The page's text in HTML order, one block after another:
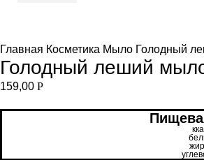
Главная Косметика Мыло Голодный
Голодный леший
159,00 Р